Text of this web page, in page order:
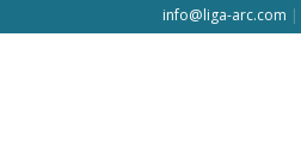
info@liga-arc.com |